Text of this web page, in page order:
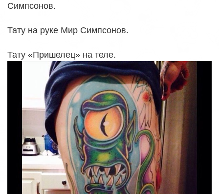
Симпсонов.
Тату на руке Мир Симпсонов.
Тату «Пришелец» на теле.